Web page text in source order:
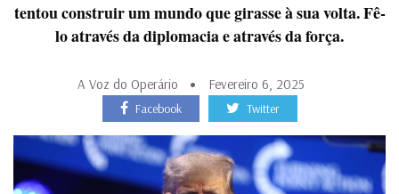
tentou construir um mundo que girasse à sua volta. Fê-
lo através da diplomacia e através da força.
A Voz do Operário Fevereiro 6, 2025
Facebook Twitter